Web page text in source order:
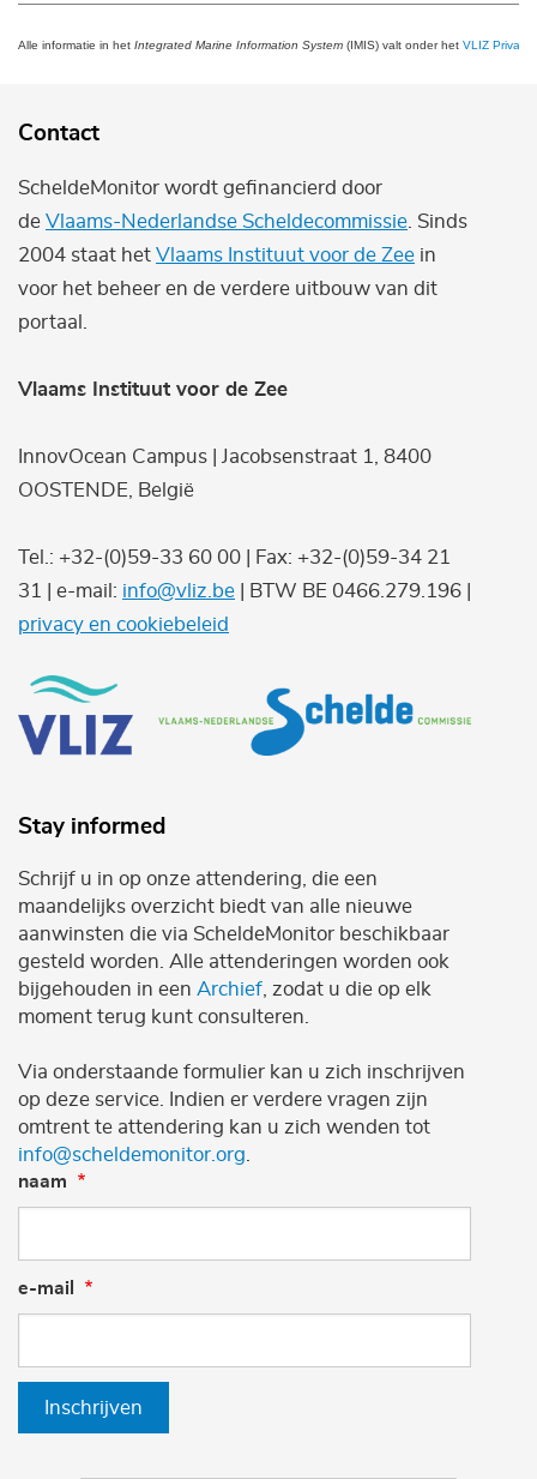
Alle informatie in het Integrated Marine Information System (IMIS) valt onder het VLIZ Privacy
Contact
ScheldeMonitor wordt gefinancierd door
de Vlaams-Nederlandse Scheldecommissie . Sinds
2004 staat het Vlaams Instituut voor de Zee in
voor het beheer en de verdere uitbouw van dit
portaal.
Vlaams Instituut voor de Zee
InnovOcean Campus | Jacobsenstraat 1, 8400
OOSTENDE, België
Tel.: +32-(0)59-33 60 00 | Fax: +32-(0)59-34 21
31 | e-mail: info@vliz.be | BTW BE 0466.279.196 |
privacy en cookiebeleid
Stay informed
Schrijf u in op onze attendering, die een
maandelijks overzicht biedt van alle nieuwe
aanwinsten die via ScheldeMonitor beschikbaar
gesteld worden. Alle attenderingen worden ook
bijgehouden in een Archief , zodat u die op elk
moment terug kunt consulteren.
Via onderstaande formulier kan u zich inschrijven
op deze service. Indien er verdere vragen zijn
omtrent te attendering kan u zich wenden tot
info@scheldemonitor.org
naam
e-mail
Inschrijven